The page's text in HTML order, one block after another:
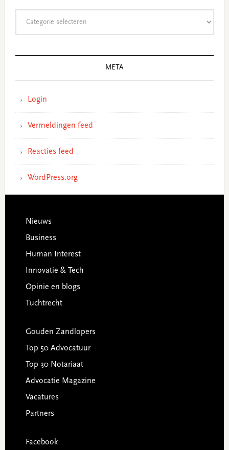
META
Login
Vermeldingen feed
Reacties feed
WordPress.org
Footer
Nieuws
Business
Human Interest
Innovatie & Tech
Opinie en blogs
Tuchtrecht
Gouden Zandlopers
Top 50 Advocatuur
Top 30 Notariaat
Advocatie Magazine
Vacatures
Partners
Facebook